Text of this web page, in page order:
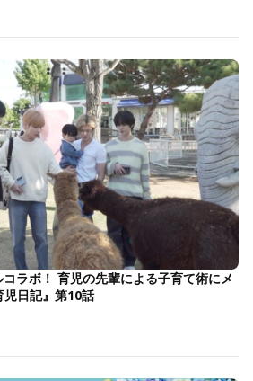
ラボ！ 育児の先輩による子育て術にメ
日記』第10話